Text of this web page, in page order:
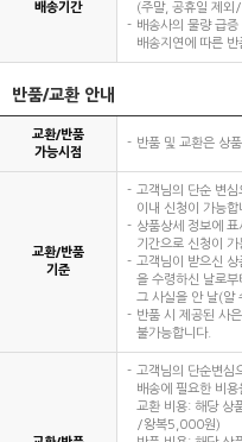
배송기간
(주말, 공휴일 제외
배송사의 물량 급
배송지연에 따른
반품/교환 안내
교환/반품
가능시점
반품 및 교환은 상
교환/반품
기준
고객님의 단순 변
이내 신청이 가능합
상품상세 정보에
기간으로 신청이 가
고객님이 받으신
을 수령하신 날로
그 사실을 안 날(알
반품 시 제공된 사
불가능합니다.
고객님의 단순변심
배송에 필요한 비
교환 비용: 해당 상
/왕복5,000원)